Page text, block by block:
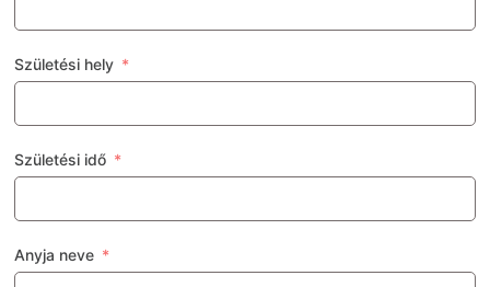
Születési hely
Születési idő
Anyja neve